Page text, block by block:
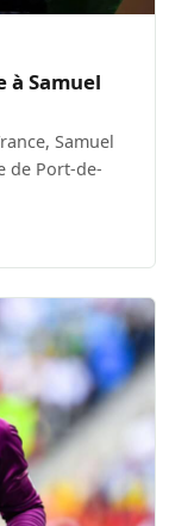
à Samuel
Samuel
de Port-de-